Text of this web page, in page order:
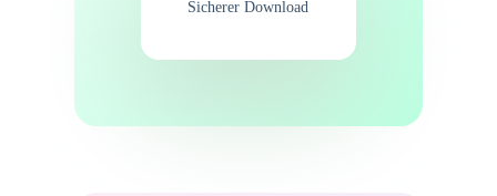
Sicherer Download